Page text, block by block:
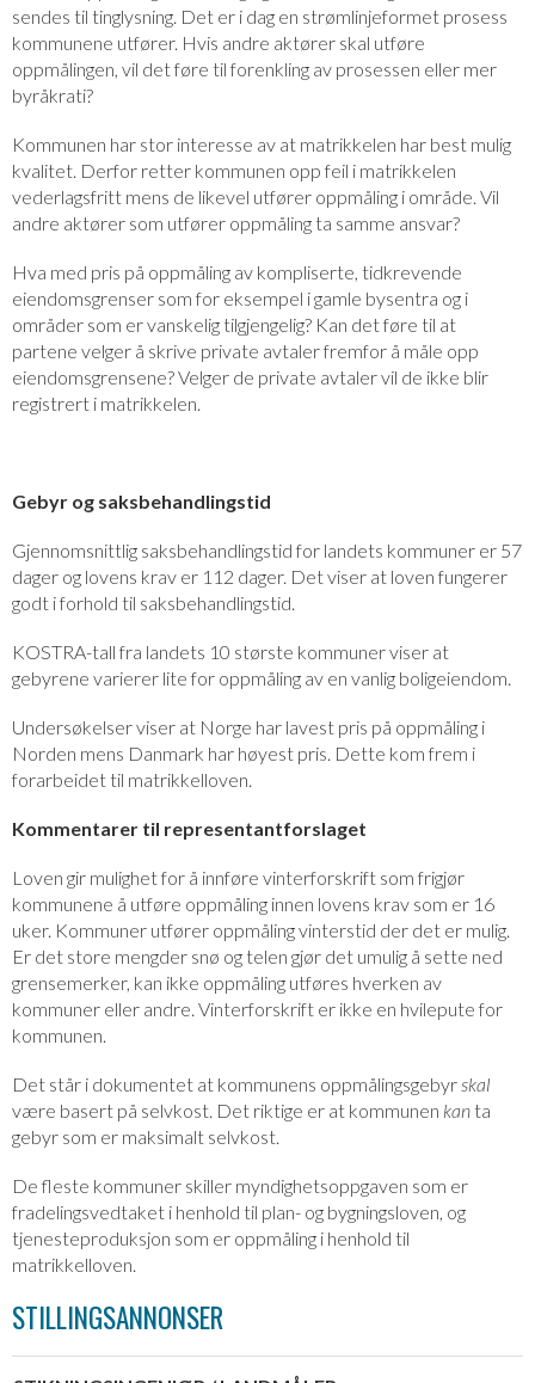
sendes til tinglysning. Det er i dag en strømlinjeformet prosess
kommunene utfører. Hvis andre aktører skal utføre
oppmålingen, vil det føre til forenkling av prosessen eller mer
byråkrati?
Kommunen har stor interesse av at matrikkelen har best mulig
kvalitet. Derfor retter kommunen opp feil i matrikkelen
vederlagsfritt mens de likevel utfører oppmåling i område. Vil
andre aktører som utfører oppmåling ta samme ansvar?
Hva med pris på oppmåling av kompliserte, tidkrevende
eiendomsgrenser som for eksempel i gamle bysentra og i
områder som er vanskelig tilgjengelig? Kan det føre til at
partene velger å skrive private avtaler fremfor å måle opp
eiendomsgrensene? Velger de private avtaler vil de ikke blir
registrert i matrikkelen.
Gebyr og saksbehandlingstid
Gjennomsnittlig saksbehandlingstid for landets kommuner er 57
dager og lovens krav er 112 dager. Det viser at loven fungerer
godt i forhold til saksbehandlingstid.
KOSTRA-tall fra landets 10 største kommuner viser at
gebyrene varierer lite for oppmåling av en vanlig boligeiendom.
Undersøkelser viser at Norge har lavest pris på oppmåling i
Norden mens Danmark har høyest pris. Dette kom frem i
forarbeidet til matrikkelloven.
Kommentarer til representantforslaget
Loven gir mulighet for å innføre vinterforskrift som frigjør
kommunene å utføre oppmåling innen lovens krav som er 16
uker. Kommuner utfører oppmåling vinterstid der det er mulig.
Er det store mengder snø og telen gjør det umulig å sette ned
grensemerker, kan ikke oppmåling utføres hverken av
kommuner eller andre. Vinterforskrift er ikke en hvilepute for
kommunen.
Det står i dokumentet at kommunens oppmålingsgebyrskal
være basert på selvkost. Det riktige er at kommunen kan ta
gebyr som er maksimalt selvkost.
De fleste kommuner skiller myndighetsoppgaven som er
fradelingsvedtaket i henhold til plan- og bygningsloven, og
tjenesteproduksjon som er oppmåling i henhold til
matrikkelloven.
STILLINGSANNONSER